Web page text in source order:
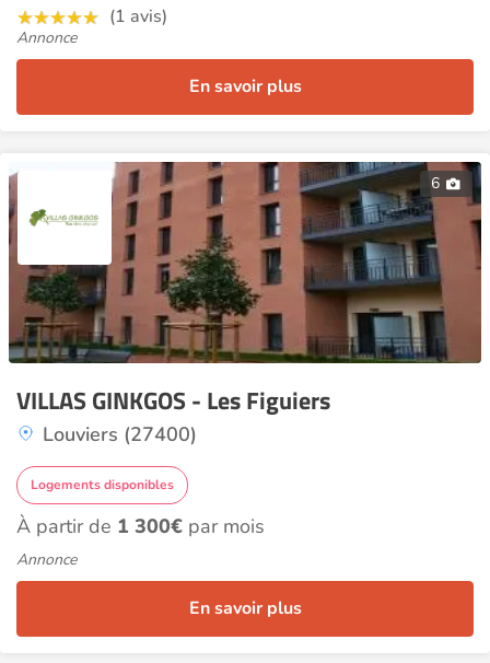
(1 avis)
Annonce
En savoir plus
6
VILLAS GINKGOS - Les Figuiers
Louviers (27400)
Logements disponibles
À partir de 1 300€ par mois
Annonce
En savoir plus